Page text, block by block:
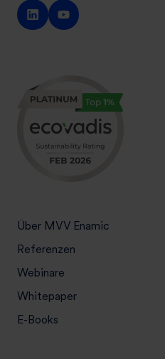
Über MVV Enamic
Referenzen
Webinare
Whitepaper
E-Books